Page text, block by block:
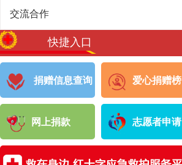
交流合作
快捷入口
捐赠信息查询 爱心捐赠榜
网上捐款 志愿者申请